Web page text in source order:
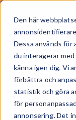
Den här
Dessa används för
du interagerar
känna igen dig. Vi
förbättra och
statistik och göra
för
annonsering. Det
Exsitec har
över 100
att